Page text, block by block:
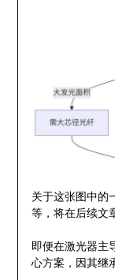
关于这张图中的
等，将在后续文
即便在激光器主
心方案，因其继